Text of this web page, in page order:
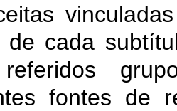
de cada
fontes de